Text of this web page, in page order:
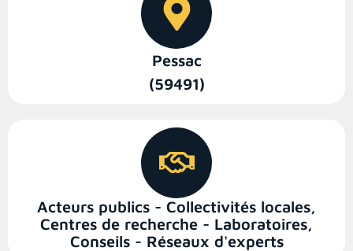
Pessac
(59491)
Acteurs publics - Collectivités locales,
Centres de recherche - Laboratoires,
Conseils - Réseaux d'experts